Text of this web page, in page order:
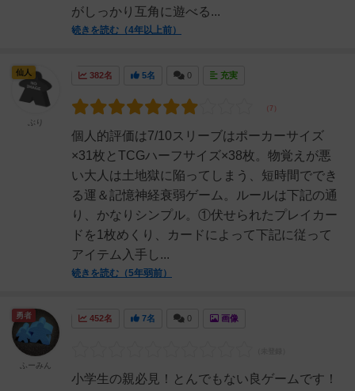
がしっかり互角に遊べる...
続きを読む（4年以上前）
382名 5名 0 充実
個人的評価は7/10スリーブはポーカーサイズ
×31枚とTCGハーフサイズ×38枚。物覚えが悪
い大人は土地獄に陥ってしまう、短時間ででき
る運＆記憶神経衰弱ゲーム。ルールは下記の通
り、かなりシンプル。①伏せられたプレイカー
ドを1枚めくり、カードによって下記に従って
アイテム入手し...
続きを読む（5年弱前）
仙人
ぶり
452名 7名 0 画像
小学生の親必見！とんでもない良ゲームです！
勇者
ふーみん